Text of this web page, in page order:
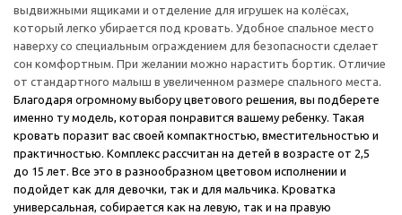
выдвижными ящиками и отделение для игрушек на колёсах,
который легко убирается под кровать. Удобное спальное место
наверху со специальным ограждением для безопасности сделает
сон комфортным. При желании можно нарастить бортик. Отличие
от стандартного малыш в увеличенном размере спального места.
Благодаря огромному выбору цветового решения, вы подберете
именно ту модель, которая понравится вашему ребенку. Такая
кровать поразит вас своей компактностью, вместительностью и
практичностью. Комплекс рассчитан на детей в возрасте от 2,5
до 15 лет. Все это в разнообразном цветовом исполнении и
подойдет как для девочки, так и для мальчика. Кроватка
универсальная, собирается как на левую, так и на правую